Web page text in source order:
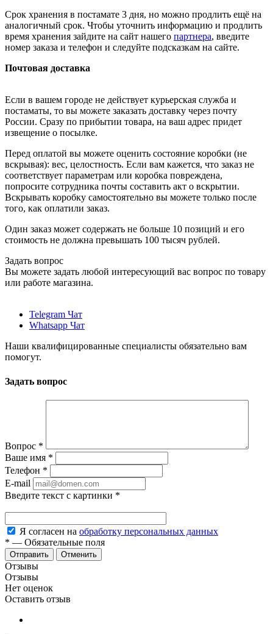
Срок хранения в постамате 3 дня, но можно продлить ещё на
аналогичный срок. Чтобы уточнить информацию и продлить
время хранения зайдите на сайт нашего партнера, введите
номер заказа и телефон и следуйте подсказкам на сайте.
Почтовая доставка
Если в вашем городе не действует курьерская служба и
постаматы, то вы можете заказать доставку через почту
России. Сразу по прибытии товара, на ваш адрес придет
извещение о посылке.
Перед оплатой вы можете оценить состояние коробки (не
вскрывая): вес, целостность. Если вам кажется, что заказ не
соответствует параметрам или коробка повреждена,
попросите сотрудника почты составить акт о вскрытии.
Вскрывать коробку самостоятельно вы можете только после
того, как оплатили заказ.
Один заказ может содержать не больше 10 позиций и его
стоимость не должна превышать 100 тысяч рублей.
Задать вопрос
Вы можете задать любой интересующий вас вопрос по товару
или работе магазина.
Telegram Чат
Whatsapp Чат
Наши квалифицированные специалисты обязательно вам
помогут.
Задать вопрос
Вопрос *
Ваше имя *
Телефон *
E-mail
Введите текст с картинки *
Я согласен на обработку персональных данных
* — Обязательные поля
Отменить
Отзывы
Отзывы
Нет оценок
Оставить отзыв